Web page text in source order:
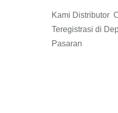
Kami Distributor
Teregistrasi di
Pasaran